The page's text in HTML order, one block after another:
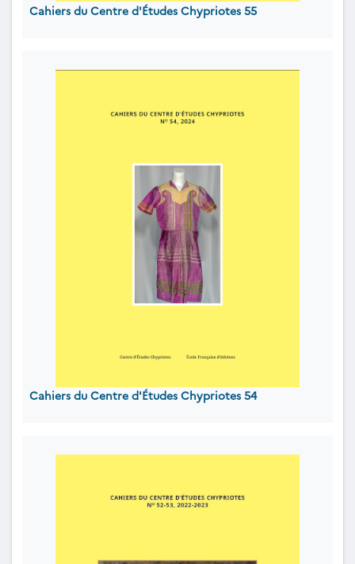
Cahiers du Centre d'Études Chypriotes 55
Cahiers du Centre d'Études Chypriotes 54